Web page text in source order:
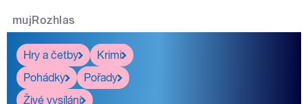
mujRozhlas
Hry a četby
Krimi
Pohádky
Pořady
Živé vysílání